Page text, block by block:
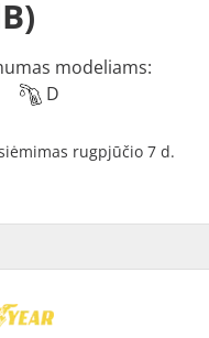
modeliams:
D
rugpjūčio 7 d.